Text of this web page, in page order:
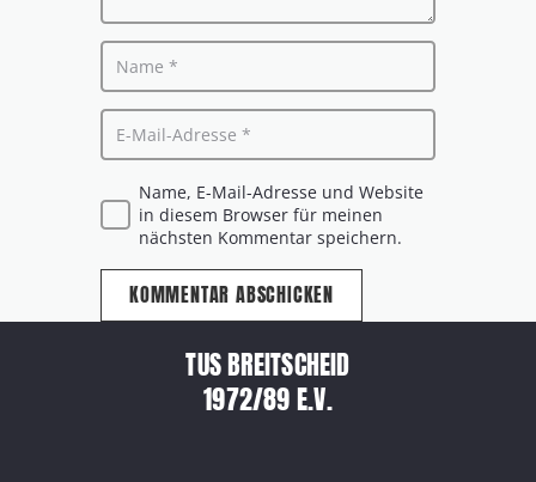
Name, E-Mail-Adresse und Website
in diesem Browser für meinen
nächsten Kommentar speichern.
KOMMENTAR ABSCHICKEN
TUS BREITSCHEID
1972/89 E.V.